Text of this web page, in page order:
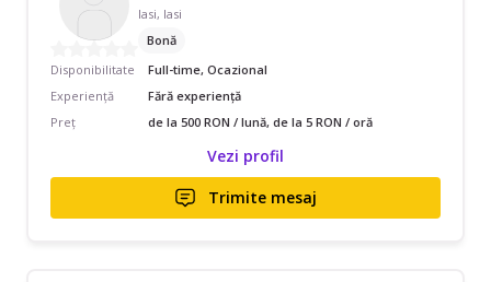
Iasi, Iasi
Bonă
Disponibilitate
Full-time, Ocazional
Experiență
Fără experiență
Preț
de la 500 RON / lună, de la 5 RON / oră
Vezi profil
Trimite mesaj